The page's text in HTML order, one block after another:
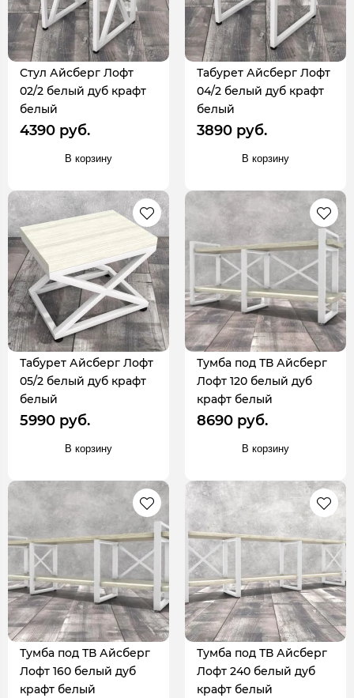
Стул Айсберг Лофт
02/2 белый дуб крафт
белый
4390 руб.
В корзину
Табурет Айсберг Лофт
04/2 белый дуб крафт
белый
3890 руб.
В корзину
Табурет Айсберг Лофт
05/2 белый дуб крафт
белый
5990 руб.
В корзину
Тумба под ТВ Айсберг
Лофт 120 белый дуб
крафт белый
8690 руб.
В корзину
Тумба под ТВ Айсберг
Лофт 160 белый дуб
крафт белый
Тумба под ТВ Айсберг
Лофт 240 белый дуб
крафт белый